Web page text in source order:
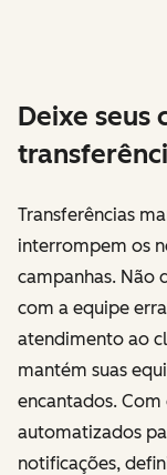
Deixe seus
Transferências
interrompem os
campanhas. Não
com a equipe
atendimento ao
mantém suas
encantados.
automatizados
notificações,